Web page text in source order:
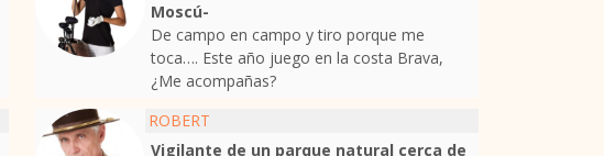
Moscú-
De campo en campo y tiro porque me
toca…. Este año juego en la costa Brava,
¿Me acompañas?
ROBERT
Vigilante de un parque natural cerca de